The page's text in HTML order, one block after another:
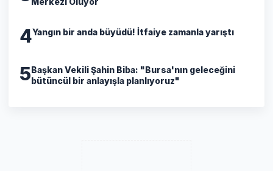
4Yangın bir anda büyüdü! İtfaiye zamanla yarıştı
5Başkan Vekili Şahin Biba: "Bursa'nın geleceğini
bütüncül bir anlayışla planlıyoruz"